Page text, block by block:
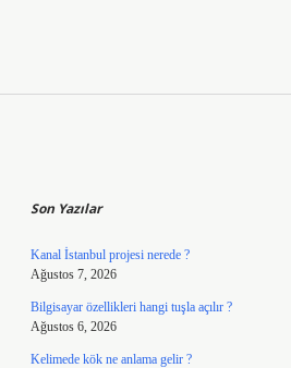
Son Yazılar
Kanal İstanbul projesi nerede ?
Ağustos 7, 2026
Bilgisayar özellikleri hangi tuşla açılır ?
Ağustos 6, 2026
Kelimede kök ne anlama gelir ?